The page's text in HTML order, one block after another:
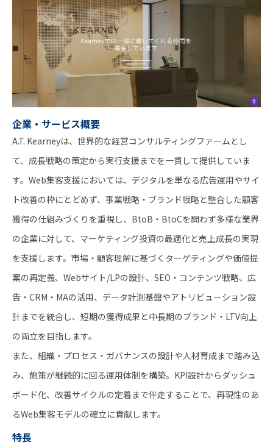
企業・サービス概要
A.T. Kearneyは、世界的な経営コンサルティングファームとし
て、成長戦略の策定から実行支援までを一貫して提供していま
す。Web集客支援においては、デジタルを単なる広告運用やサイ
ト改善の枠にとどめず、事業戦略・ブランド戦略と整合した顧客
獲得の仕組みづくりを重視し、BtoB・BtoCを問わず多様な業界
の企業に対して、マーケティング投資の最適化と売上成長の実現
を支援します。市場・顧客理解に基づくターゲティングや価値提
案の再定義、Webサイト/LPの設計、SEO・コンテンツ戦略、広
告・CRM・MAの活用、データ計測基盤やアトリビューション設
計までを統合し、短期の獲得成果と中長期のブランド・LTV向上
の両立を目指します。
また、組織・プロセス・ガバナンスの設計や人材育成まで踏み込
み、施策が継続的に回る運用体制を構築。KPI設計からダッシュ
ボード化、改善サイクルの定着まで伴走することで、再現性のあ
るWeb集客モデルの確立に貢献します。
特長